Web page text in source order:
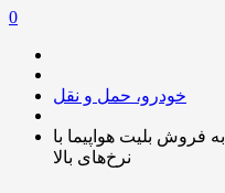
0
خودرو، حمل و نقل
بلیت هواپیما با
نرخ‌های بالا